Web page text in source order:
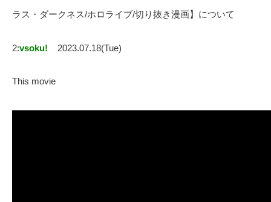
ラス・ダークネス/ホロライブ/切り抜き漫画】について
2:vsoku! 2023.07.18(Tue)
This movie